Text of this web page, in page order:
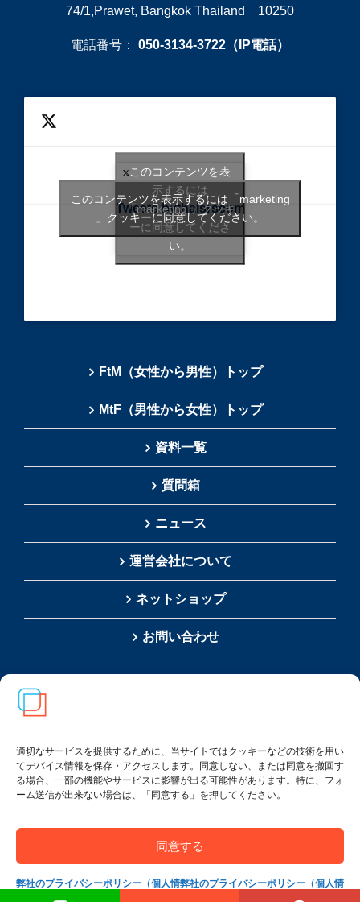
適切なサービスを提供するために、当サイトではクッキーなどの技術を用い
てデバイス情報を保存・アクセスします。同意しない、または同意を撤回す
る場合、一部の機能やサービスに影響が出る可能性があります。特に、フォ
ーム送信が出来ない場合は、「同意する」を押してください。
同意する
弊社のプライバシーポリシー（個人情弊社のプライバシーポリシー（個人情
74/1,Prawet, Bangkok Thailand 10250
電話番号： 050-3134-3722（IP電話）
Tweets bythaisrscom
このコンテンツを表
示するには
「marketing 」クッキ
ーに同意してくださ
い。
このコンテンツを表示するには「marketing
」クッキーに同意してください。
FtM（女性から男性）トップ
MtF（男性から女性）トップ
資料一覧
質問箱
ニュース
運営会社について
ネットショップ
お問い合わせ
…
rights reserved.
利用規約・特定商取引法に基づく表記|プライバシー
ポリシー